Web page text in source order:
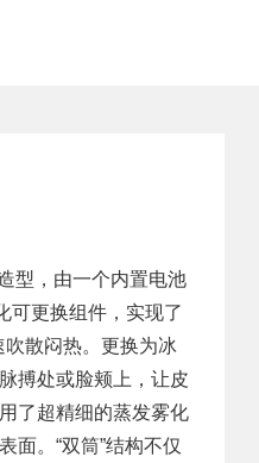
型，由一个内置电池
可更换组件，实现了
散闷热。更换为冰
搏处或脸颊上，让皮
了超精细的蒸发雾化
面。“双筒”结构不仅